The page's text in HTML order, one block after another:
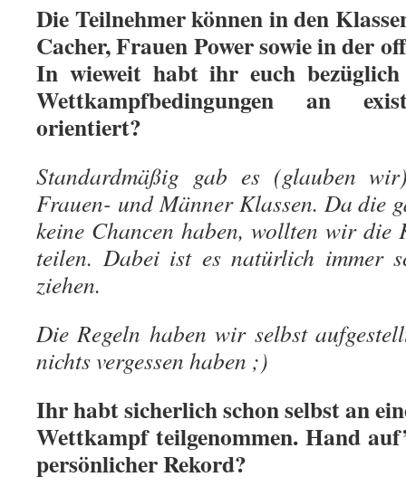
Die Teilnehmer können in den
Cacher, Frauen Power sowie in der
In wieweit habt ihr euch bezüglich
Wettkampfbedingungen an
orientiert?
Standardmäßig gab es (glauben
Frauen- und Männer Klassen. Da die
keine Chancen haben, wollten wir die
teilen. Dabei ist es natürlich immer
ziehen.
Die Regeln haben wir selbst
nichts vergessen haben ;)
Ihr habt sicherlich schon selbst an
Wettkampf teilgenommen. Hand
persönlicher Rekord?